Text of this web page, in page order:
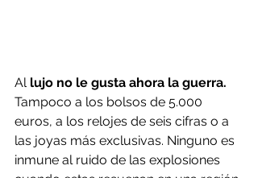
Al lujo no le gusta ahora la guerra.
Tampoco a los bolsos de 5.000
euros, a los relojes de seis cifras o a
las joyas más exclusivas. Ninguno es
inmune al ruido de las explosiones